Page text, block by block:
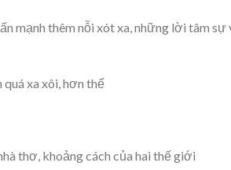
mạnh thêm nỗi xót xa, những lời tâm sự
xa xôi, hơn thế
thơ, khoảng cách của hai thế giới